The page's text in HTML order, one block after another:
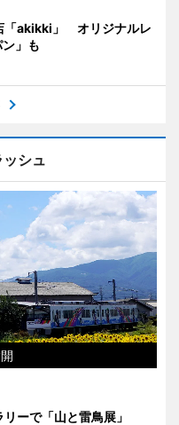
「akikki」 オリジナルレ
」も
シュ
ーで「山と雷鳥展」